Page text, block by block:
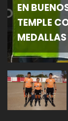
EN
TEMPLE